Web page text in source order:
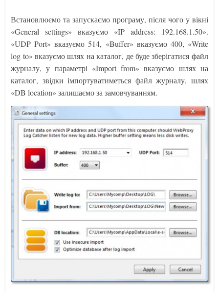
Встановлюємо та запускаємо програму, після чого у вікні
«General settings» вказуємо «IP address: 192.168.1.50».
«UDP Port» вказуємо 514, «Buffer» вказуємо 400, «Write
log to» вказуємо шлях на каталог, де буде зберігатися файл
журналу, у параметрі «Import from» вказуємо шлях на
каталог, звідки імпортуватиметься файл журналу, шлях
«DB location» залишаємо за замовчуванням.